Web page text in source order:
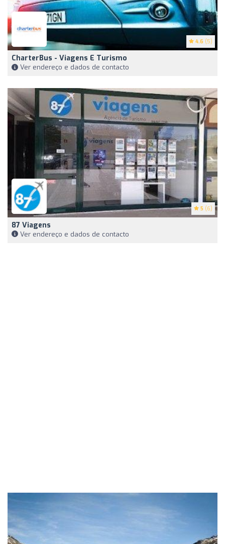
4.6 (5)
CharterBus - Viagens E Turismo
Ver endereço e dados de contacto
5 (6)
87 Viagens
Ver endereço e dados de contacto